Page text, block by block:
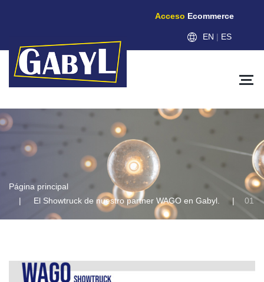
Página principal
El Showtruck de nuestro partner WAGO en Gabyl.
01
Acceso Ecommerce
EN | ES